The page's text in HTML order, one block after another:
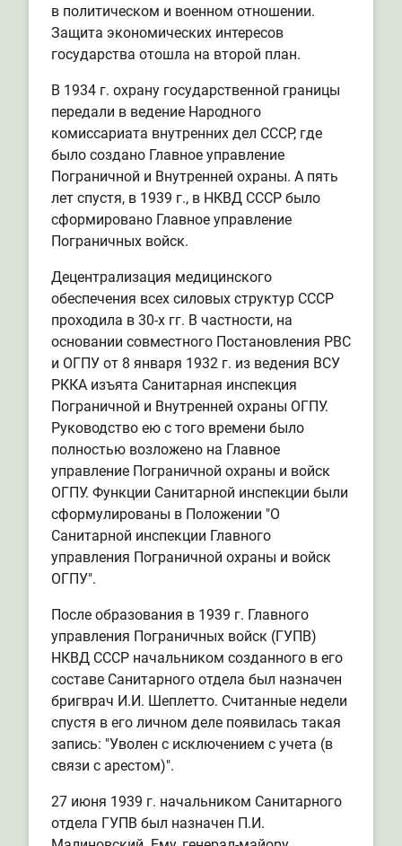
в политическом и военном отношении.
Защита экономических интересов
государства отошла на второй план.
В 1934 г. охрану государственной границы
передали в ведение Народного
комиссариата внутренних дел СССР, где
было создано Главное управление
Пограничной и Внутренней охраны. А пять
лет спустя, в 1939 г., в НКВД СССР было
сформировано Главное управление
Пограничных войск.
Децентрализация медицинского
обеспечения всех силовых структур СССР
проходила в 30-х гг. В частности, на
основании совместного Постановления РВС
и ОГПУ от 8 января 1932 г. из ведения ВСУ
РККА изъята Санитарная инспекция
Пограничной и Внутренней охраны ОГПУ.
Руководство ею с того времени было
полностью возложено на Главное
управление Пограничной охраны и войск
ОГПУ. Функции Санитарной инспекции были
сформулированы в Положении "О
Санитарной инспекции Главного
управления Пограничной охраны и войск
ОГПУ".
После образования в 1939 г. Главного
управления Пограничных войск (ГУПВ)
НКВД СССР начальником созданного в его
составе Санитарного отдела был назначен
бригврач И.И. Шеплетто. Считанные недели
спустя в его личном деле появилась такая
запись: "Уволен с исключением с учета (в
связи с арестом)".
27 июня 1939 г. начальником Санитарного
отдела ГУПВ был назначен П.И.